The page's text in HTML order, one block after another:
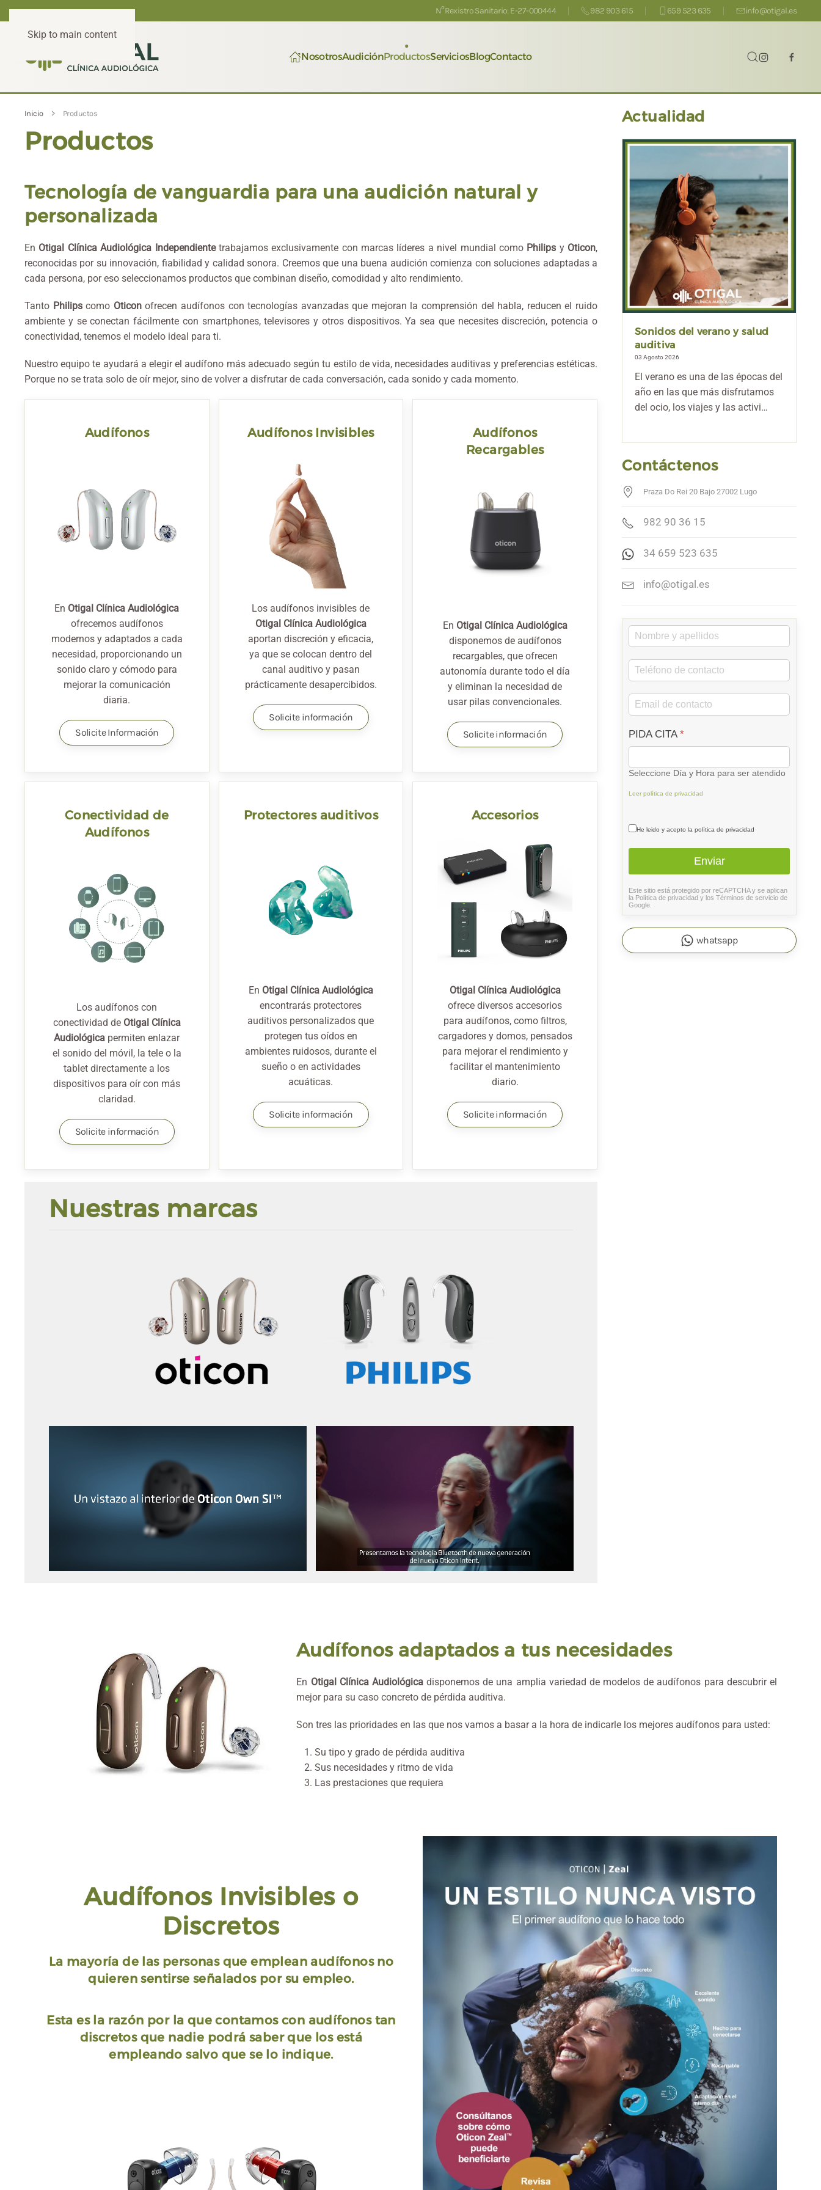
Skip to main content
NºRexistro Sanitario: E-27-000444 982 903 615 659 523 635 info@otigal.es
NosotrosAudiciónProductosServiciosBlogContacto
Inicio Productos
Productos
Tecnología de vanguardia para una audición natural y
personalizada
En Otigal Clínica Audiológica Independientetrabajamos exclusivamente con marcas líderes a nivel mundial como Philips y Oticon,
reconocidas por su innovación, fiabilidad y calidad sonora. Creemos que una buena audición comienza con soluciones adaptadas a
cada persona, por eso seleccionamos productos que combinan diseño, comodidad y alto rendimiento.
Tanto Philipscomo Oticonofrecen audífonos con tecnologías avanzadas que mejoran la comprensión del habla, reducen el ruido
ambiente y se conectan fácilmente con smartphones, televisores y otros dispositivos. Ya sea que necesites discreción, potencia o
conectividad, tenemos el modelo ideal para ti.
Nuestro equipo te ayudará a elegir el audífono más adecuado según tu estilo de vida, necesidades auditivas y preferencias estéticas.
Porque no se trata solo de oír mejor, sino de volver a disfrutar de cada conversación, cada sonido y cada momento.
Audífonos
En Otigal Clínica Audiológica
ofrecemos audífonos
modernos y adaptados a cada
necesidad, proporcionando un
sonido claro y cómodo para
mejorar la comunicación
diaria.
Solicite Información
Audífonos Invisibles
Los audífonos invisibles de
Otigal Clínica Audiológica
aportan discreción y eficacia,
ya que se colocan dentro del
canal auditivo y pasan
prácticamente desapercibidos.
Solicite información
Audífonos
Recargables
En Otigal Clínica Audiológica
disponemos de audífonos
recargables, que ofrecen
autonomía durante todo el día
y eliminan la necesidad de
usar pilas convencionales.
Solicite información
Conectividad de
Audífonos
Los audífonos con
conectividad de Otigal Clínica
Audiológica permiten enlazar
el sonido del móvil, la tele o la
tablet directamente a los
dispositivos para oír con más
claridad.
Solicite información
Protectores auditivos
En Otigal Clínica Audiológica
encontrarás protectores
auditivos personalizados que
protegen tus oídos en
ambientes ruidosos, durante el
sueño o en actividades
acuáticas.
Solicite información
Accesorios
Otigal Clínica Audiológica
ofrece diversos accesorios
para audífonos, como filtros,
cargadores y domos, pensados
para mejorar el rendimiento y
facilitar el mantenimiento
diario.
Solicite información
Nuestras marcas
Actualidad
El verano es una de las épocas del
¿El aire acondicionado afecta
a la salud auditiva?
27 Julio 2026
El aire acondicionado forma parte
de hogares, oficinas, comercios y
vehículos durante gran parte de…
Contáctenos
Praza Do Rei 20 Bajo 27002 Lugo
982 90 36 15
34 659 523 635
info@otigal.es
PIDA CITA *
Seleccione Día y Hora para ser atendido
Leer política de privacidad
Aceptación política de
He leido y acepto la política de privacidad
Enviar
reCAPTCHA*
Este sitio está protegido por reCAPTCHA y se aplican
la Política de privacidad y los Términos de servicio de
Google.
whatsapp
Audífonos adaptados a tus necesidades
En Otigal Clínica Audiológicadisponemos de una amplia variedad de modelos de audífonos para descubrir el
mejor para su caso concreto de pérdida auditiva.
Son tres las prioridades en las que nos vamos a basar a la hora de indicarle los mejores audífonos para usted:
Su tipo y grado de pérdida auditiva
Sus necesidades y ritmo de vida
Las prestaciones que requiera
Audífonos Invisibles o
Discretos
La mayoría de las personas que emplean audífonos no
quieren sentirse señalados por su empleo.
Esta es la razón por la que contamos con audífonos tan
discretos que nadie podrá saber que los está
empleando salvo que se lo indique.